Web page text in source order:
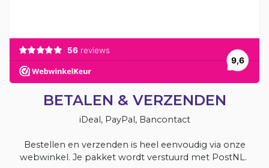
BETALEN & VERZENDEN
iDeal, PayPal, Bancontact
Bestellen en verzenden is heel eenvoudig via onze
webwinkel. Je pakket wordt verstuurd met PostNL.